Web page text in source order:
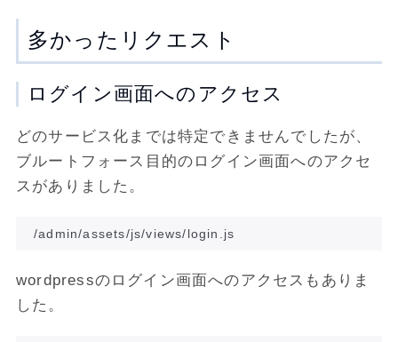
多かったリクエスト
ログイン画面へのアクセス
どのサービス化までは特定できませんでしたが、
ブルートフォース目的のログイン画面へのアクセ
スがありました。
wordpressのログイン画面へのアクセスもありま
した。